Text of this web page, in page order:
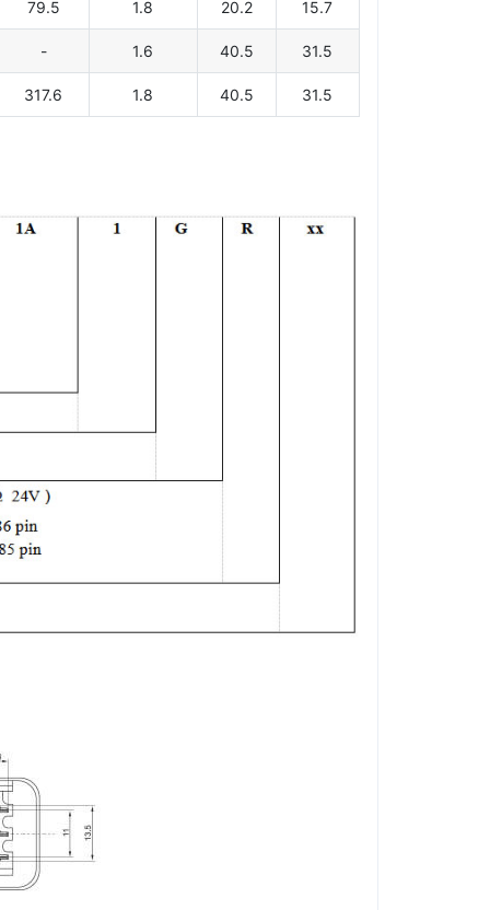
79.5 1.8 20.2 15.7
- 1.6 40.5 31.5
317.6 1.8 40.5 31.5